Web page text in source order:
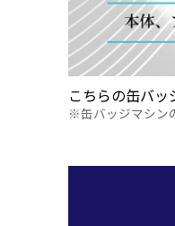
こちらの缶バッ
缶バッジマシン